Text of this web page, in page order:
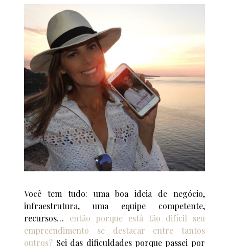
Você tem tudo: uma boa ideia de negócio,
infraestrutura, uma equipe competente,
recursos… então porque está tão difícil seu
empreendimento se destacar entre tantos
outros? Sei das dificuldades porque passei por